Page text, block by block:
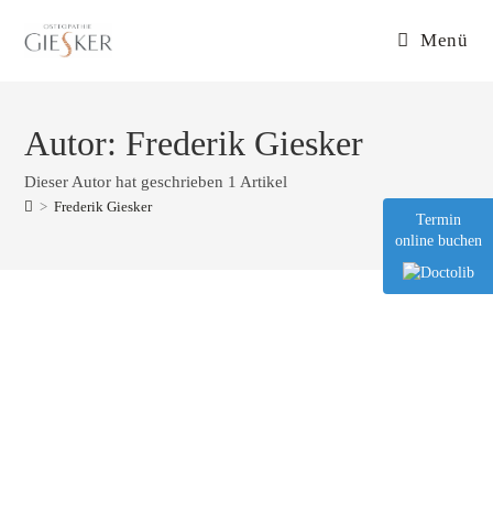
Menü
Autor: Frederik Giesker
Dieser Autor hat geschrieben 1 Artikel
> Frederik Giesker
Termin
online buchen